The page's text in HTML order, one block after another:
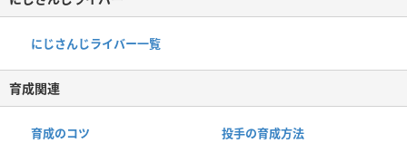
にじさんじライバー一覧
育成関連
育成のコツ 投手の育成方法